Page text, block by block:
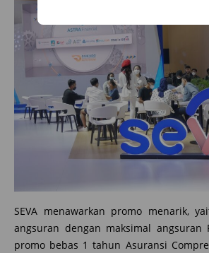
SEVA menawarkan promo menarik,
angsuran dengan maksimal angsuran
promo bebas 1 tahun Asuransi